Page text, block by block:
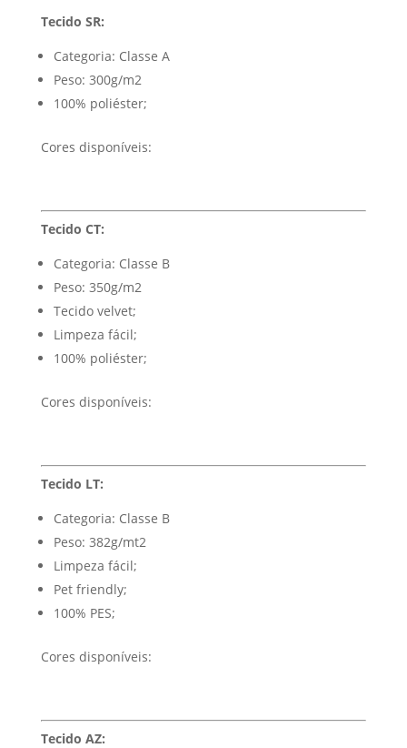
Tecido SR:
Categoria: Classe A
Peso: 300g/m2
100% poliéster;
Cores disponíveis:
Tecido CT:
Categoria: Classe B
Peso: 350g/m2
Tecido velvet;
Limpeza fácil;
100% poliéster;
Cores disponíveis:
Tecido LT:
Categoria: Classe B
Peso: 382g/mt2
Limpeza fácil;
Pet friendly;
100% PES;
Cores disponíveis:
Tecido AZ: